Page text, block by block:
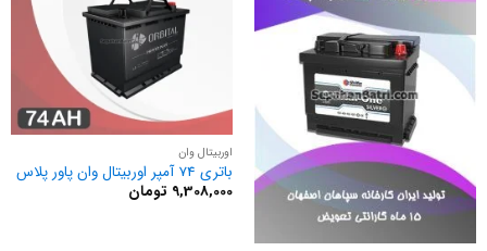
اوربیتال وان
باتری 74 آمپر اوربیتال وان پاور پلاس
9,308,000 تومان